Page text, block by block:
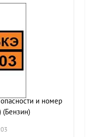
и номер